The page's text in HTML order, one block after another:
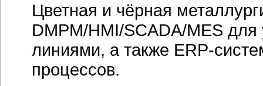
Цветная и чёрная
DMPM/HMI/SCADA/MES для
линиями, а также ERP-
процессов.